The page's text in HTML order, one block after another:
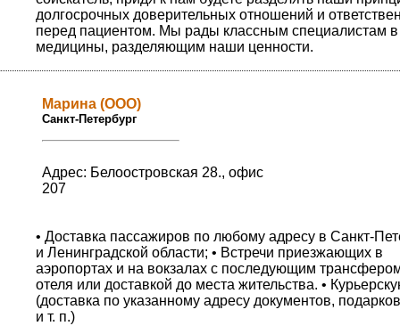
долгосрочных доверительных отношений и
перед пациентом. Мы рады классным специалистам в
медицины, разделяющим наши ценности.
Марина (ООО)
Санкт-Петербург
Адрес: Белоостровская 28., офис
207
• Доставка пассажиров по любому адресу в Санкт-
и Ленинградской области; • Встречи приезжающих в
аэропортах и на вокзалах с последующим
отеля или доставкой до места жительства. •
(доставка по указанному адресу документов,
и т. п.)